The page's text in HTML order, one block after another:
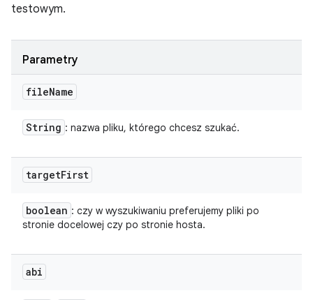
testowym.
Parametry
fileName
String : nazwa pliku, którego chcesz szukać.
targetFirst
boolean : czy w wyszukiwaniu preferujemy pliki po
stronie docelowej czy po stronie hosta.
abi